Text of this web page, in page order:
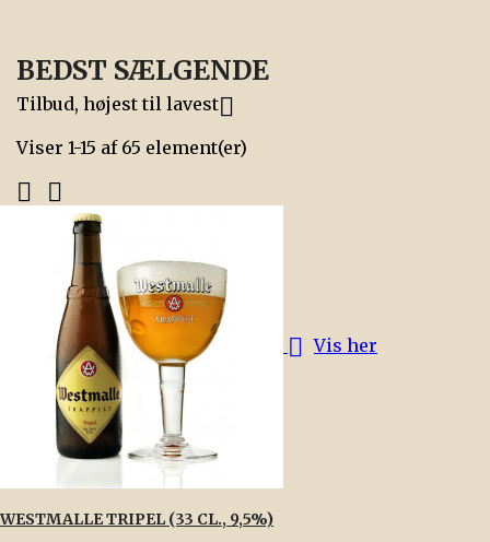
BEDST SÆLGENDE
Tilbud, højest til lavest
Viser 1-15 af 65 element(er)
 
 Vis her
WESTMALLE TRIPEL (33 CL., 9,5%)